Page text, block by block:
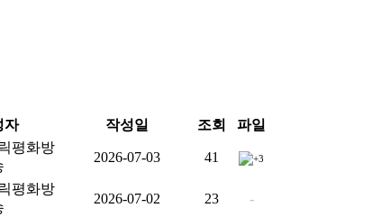
자 작성일 조회 파일
평화방
2026-07-03 41 +3
평화방
2026-07-02 23 -